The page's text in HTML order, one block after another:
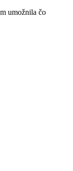
umožnila čo